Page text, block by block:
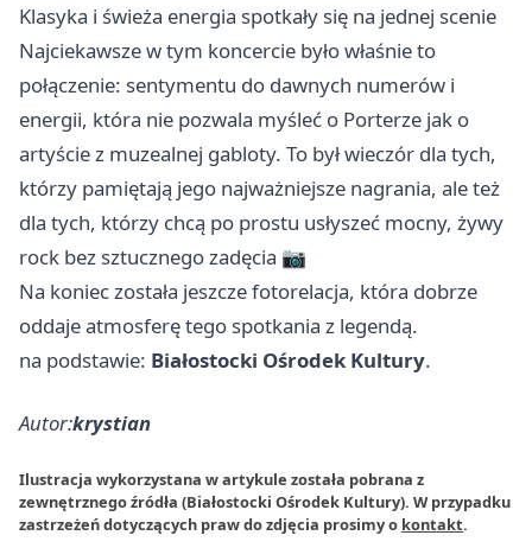
Klasyka i świeża energia spotkały się na jednej scenie
Najciekawsze w tym koncercie było właśnie to
połączenie: sentymentu do dawnych numerów i
energii, która nie pozwala myśleć o Porterze jak o
artyście z muzealnej gabloty. To był wieczór dla tych,
którzy pamiętają jego najważniejsze nagrania, ale też
dla tych, którzy chcą po prostu usłyszeć mocny, żywy
rock bez sztucznego zadęcia 📷
Na koniec została jeszcze fotorelacja, która dobrze
oddaje atmosferę tego spotkania z legendą.
na podstawie: Białostocki Ośrodek Kultury.
Autor:krystian
Ilustracja wykorzystana w artykule została pobrana z
zewnętrznego źródła (Białostocki Ośrodek Kultury). W przypadku
zastrzeżeń dotyczących praw do zdjęcia prosimy o kontakt.